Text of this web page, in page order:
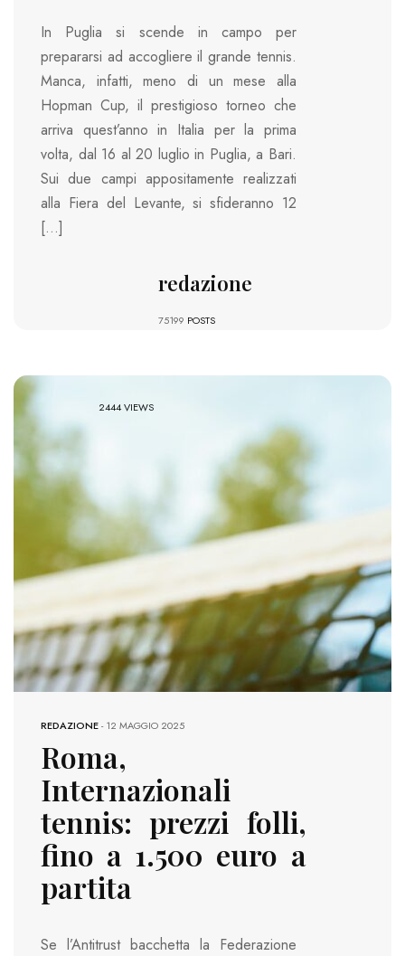
In Puglia si scende in campo per
prepararsi ad accogliere il grande tennis.
Manca, infatti, meno di un mese alla
Hopman Cup, il prestigioso torneo che
arriva quest’anno in Italia per la prima
volta, dal 16 al 20 luglio in Puglia, a Bari.
Sui due campi appositamente realizzati
alla Fiera del Levante, si sfideranno 12
[…]
redazione
75199 POSTS
2444 VIEWS
REDAZIONE-12 MAGGIO 2025
Roma,
Internazionali
tennis: prezzi folli,
fino a 1.500 euro a
partita
Se l’Antitrust bacchetta la Federazione